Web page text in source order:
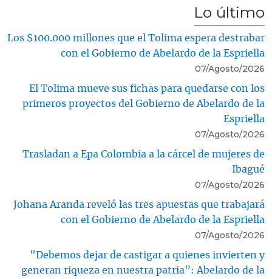
Lo último
Los $100.000 millones que el Tolima espera destrabar
con el Gobierno de Abelardo de la Espriella
07/Agosto/2026
El Tolima mueve sus fichas para quedarse con los
primeros proyectos del Gobierno de Abelardo de la
Espriella
07/Agosto/2026
Trasladan a Epa Colombia a la cárcel de mujeres de
Ibagué
07/Agosto/2026
Johana Aranda reveló las tres apuestas que trabajará
con el Gobierno de Abelardo de la Espriella
07/Agosto/2026
"Debemos dejar de castigar a quienes invierten y
generan riqueza en nuestra patria”: Abelardo de la